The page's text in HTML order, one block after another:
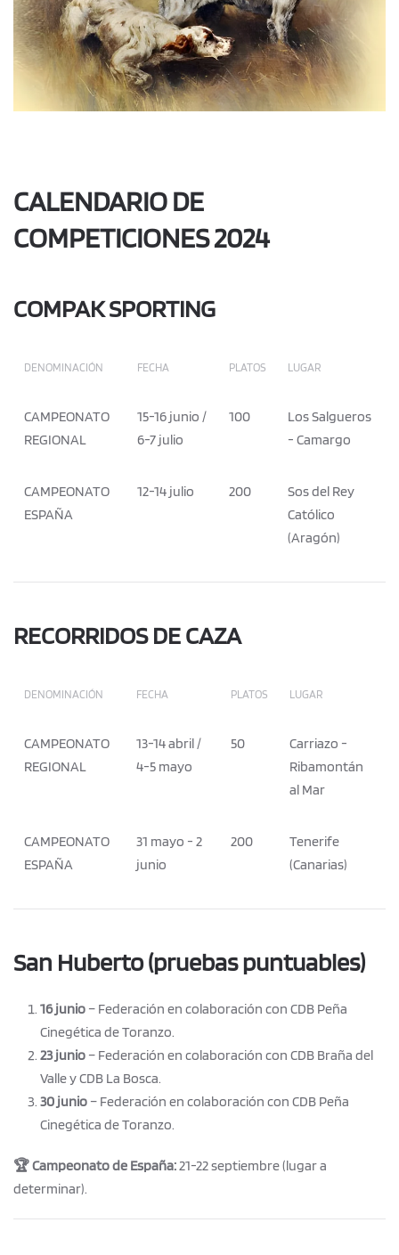
CALENDARIO DE
COMPETICIONES 2024
COMPAK SPORTING
DENOMINACIÓN FECHA PLATOS LUGAR
CAMPEONATO
REGIONAL
15-16 junio /
6-7 julio
100
Los Salgueros
- Camargo
CAMPEONATO
ESPAÑA
12-14 julio 200
Sos del Rey
Católico
(Aragón)
RECORRIDOS DE CAZA
DENOMINACIÓN FECHA PLATOS LUGAR
CAMPEONATO
REGIONAL
13-14 abril /
4-5 mayo
50
Carriazo -
Ribamontán
al Mar
CAMPEONATO
ESPAÑA
31 mayo - 2
junio
200
Tenerife
(Canarias)
San Huberto (pruebas puntuables)
16 junio – Federación en colaboración con CDB Peña
Cinegética de Toranzo.
23 junio – Federación en colaboración con CDB Braña del
Valle y CDB La Bosca.
30 junio – Federación en colaboración con CDB Peña
Cinegética de Toranzo.
🏆 Campeonato de España:21-22 septiembre (lugar a
determinar).